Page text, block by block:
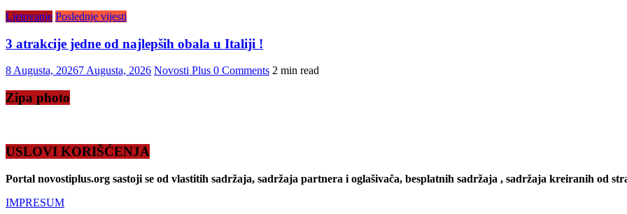
Ljetovanje Poslednje vijesti
3 atrakcije jedne od najlepših obala u Italiji !
8 Augusta, 20267 Augusta, 2026 Novosti Plus 0 Comments 2 min read
Zipa photo
USLOVI KORIŠĆENJA
Portal novostiplus.org sastoji se od vlastitih sadržaja, sadržaja partnera i oglašivača, besplatnih sadržaja , sadržaja kreiranih od
IMPRESUM